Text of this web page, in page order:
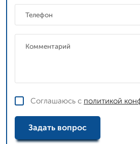
Соглашаюсь с политикой
Задать вопрос